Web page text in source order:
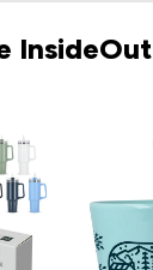
InsideOut